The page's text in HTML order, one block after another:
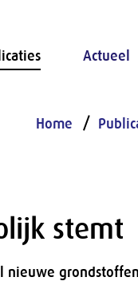
Actueel
Home
stemt
nieuwe